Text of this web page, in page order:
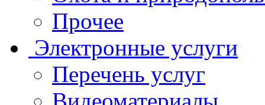
Прочее
Электронные услуги
Перечень услуг